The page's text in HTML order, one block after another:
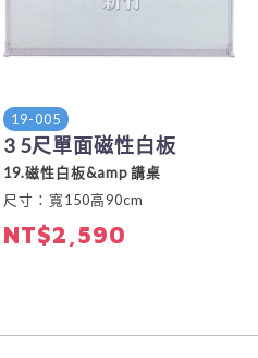
19-005
3 5尺單面磁性白板
19.磁性白板&amp 講桌
尺寸：寬150高90cm
NT$2,590